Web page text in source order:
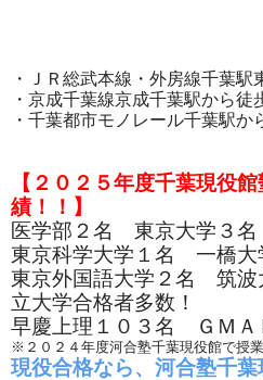
・ＪＲ総武本線・外房線千葉
・京成千葉線京成千葉駅から徒
・千葉都市モノレール千葉駅か
【２０２５年度千葉現役
績！！】
医学部２名 東京大学３
東京科学大学１名 一橋
東京外国語大学２名 筑
立大学合格者多数！
早慶上理１０３名 ＧＭＡ
※２０２４年度河合塾千葉現役館で授
現役合格なら、河合塾千葉